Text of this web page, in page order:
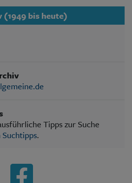
(1949 bis heute)
Tipps zur Suche
Suchtipps.